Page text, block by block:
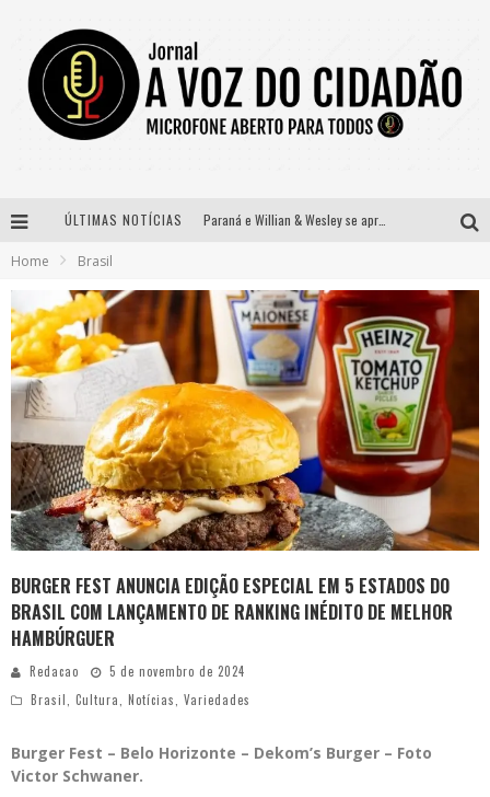
ÚLTIMAS NOTÍCIAS Paraná e Willian & Wesley se apresentam no Carretão Trevo Contagem nesta sexta-feira
Banda Mole de BH anuncia Kayete como madrinha do bloco
Definidas as 12 finalistas do concurso Rainha do Pedro Leopoldo Rodeio Show 2026
Home Brasil
BURGER FEST ANUNCIA EDIÇÃO ESPECIAL EM 5 ESTADOS DO
BRASIL COM LANÇAMENTO DE RANKING INÉDITO DE MELHOR
HAMBÚRGUER
Redacao
5 de novembro de 2024
Brasil
Cultura Notícias Variedades
Burger Fest – Belo Horizonte – Dekom’s Burger – Foto
Victor Schwaner.